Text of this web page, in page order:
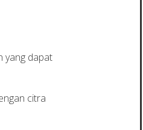
yang dapat
citra